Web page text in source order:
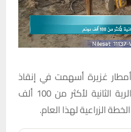
غزيرة أسهمت في إنقاذ
الموسم الزراعي الشتوي وتوفير الرية الثانية لأكثر من 100 ألف
الزراعية لهذا العام.